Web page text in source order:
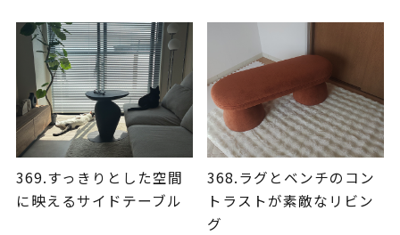
369.すっきりとした空間
に映えるサイドテーブル
368.ラグとベンチのコン
トラストが素敵なリビン
グ